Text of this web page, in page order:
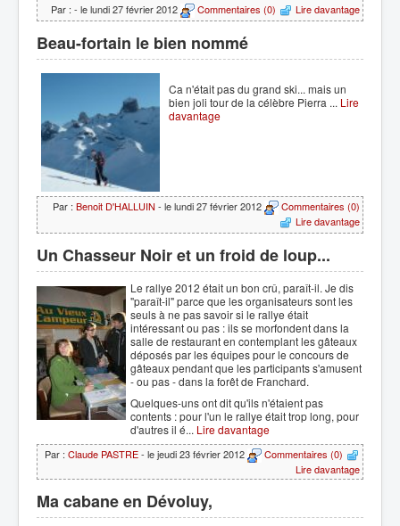
Par : - le lundi 27 février 2012 Commentaires (0) Lire davantage
Beau-fortain le bien nommé
Ca n'était pas du grand ski... mais un
bien joli tour de la célèbre Pierra ... Lire
davantage
Par : Benoit D'HALLUIN - le lundi 27 février 2012
Commentaires (0)
Lire davantage
Un Chasseur Noir et un froid de loup...
Le rallye 2012 était un bon crû, paraît-il. Je dis
"paraît-il" parce que les organisateurs sont les
seuls à ne pas savoir si le rallye était
intéressant ou pas : ils se morfondent dans la
salle de restaurant en contemplant les gâteaux
déposés par les équipes pour le concours de
gâteaux pendant que les participants s'amusent
- ou pas - dans la forêt de Franchard.
Quelques-uns ont dit qu'ils n'étaient pas
contents : pour l'un le rallye était trop long, pour
d'autres il é... Lire davantage
Par : Claude PASTRE- le jeudi 23 février 2012
Commentaires (0)
Lire davantage
Ma cabane en Dévoluy,